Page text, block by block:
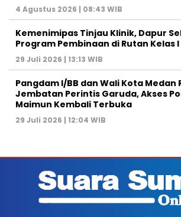
4 Agustus 2026 | 08:43 WIB
Kemenimipas Tinjau Klinik, Dapur
Program Pembinaan di Rutan Kelas
29 Juli 2026 | 13:13 WIB
Pangdam I/BB dan Wali Kota Medan
Jembatan Perintis Garuda, Akses
Maimun Kembali Terbuka
29 Juli 2026 | 12:04 WIB